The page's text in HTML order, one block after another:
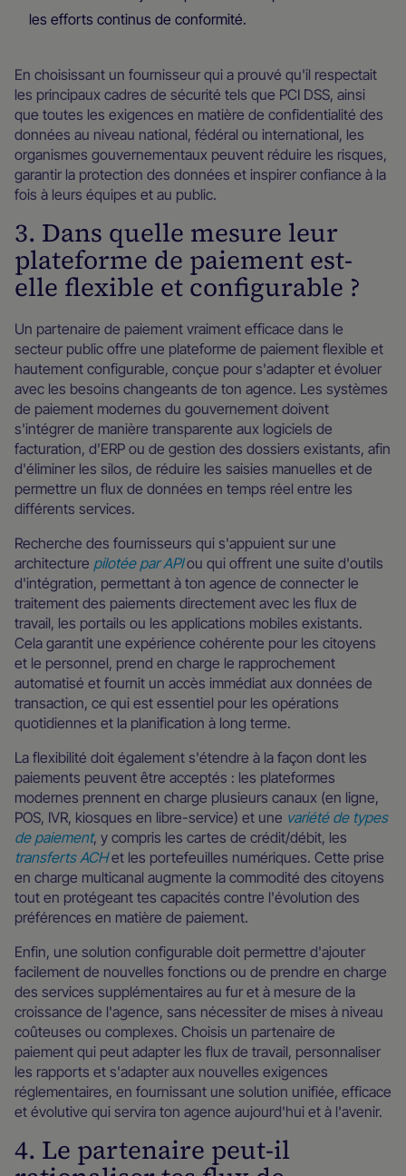
les efforts continus de conformité.
En choisissant un fournisseur qui a prouvé qu'il respectait
les principaux cadres de sécurité tels que PCI DSS, ainsi
que toutes les exigences en matière de confidentialité des
données au niveau national, fédéral ou international, les
organismes gouvernementaux peuvent réduire les risques,
garantir la protection des données et inspirer confiance à la
fois à leurs équipes et au public.
3. Dans quelle mesure leur
plateforme de paiement est-
elle flexible et configurable ?
Un partenaire de paiement vraiment efficace dans le
secteur public offre une plateforme de paiement flexible et
hautement configurable, conçue pour s'adapter et évoluer
avec les besoins changeants de ton agence. Les systèmes
de paiement modernes du gouvernement doivent
s'intégrer de manière transparente aux logiciels de
facturation, d'ERP ou de gestion des dossiers existants, afin
d'éliminer les silos, de réduire les saisies manuelles et de
permettre un flux de données en temps réel entre les
différents services.
Recherche des fournisseurs qui s'appuient sur une
architecture pilotée par APIou qui offrent une suite d'outils
d'intégration, permettant à ton agence de connecter le
traitement des paiements directement avec les flux de
travail, les portails ou les applications mobiles existants.
Cela garantit une expérience cohérente pour les citoyens
et le personnel, prend en charge le rapprochement
automatisé et fournit un accès immédiat aux données de
transaction, ce qui est essentiel pour les opérations
quotidiennes et la planification à long terme.
La flexibilité doit également s'étendre à la façon dont les
paiements peuvent être acceptés : les plateformes
modernes prennent en charge plusieurs canaux (en ligne,
POS, IVR, kiosques en libre-service) et une variété de types
de paiement, y compris les cartes de crédit/débit, les
transferts ACHet les portefeuilles numériques. Cette prise
en charge multicanal augmente la commodité des citoyens
tout en protégeant tes capacités contre l'évolution des
préférences en matière de paiement.
Enfin, une solution configurable doit permettre d'ajouter
facilement de nouvelles fonctions ou de prendre en charge
des services supplémentaires au fur et à mesure de la
croissance de l'agence, sans nécessiter de mises à niveau
coûteuses ou complexes. Choisis un partenaire de
paiement qui peut adapter les flux de travail, personnaliser
les rapports et s'adapter aux nouvelles exigences
réglementaires, en fournissant une solution unifiée, efficace
et évolutive qui servira ton agence aujourd'hui et à l'avenir.
4. Le partenaire peut-il